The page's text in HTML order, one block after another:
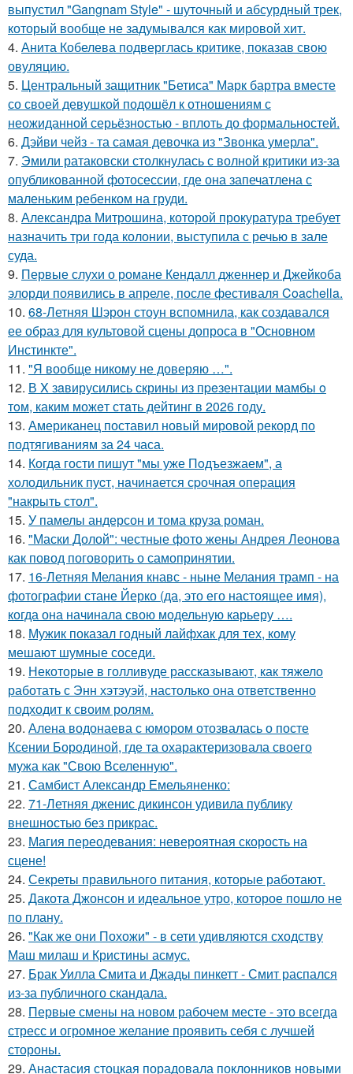
выпустил "Gangnam Style" - шуточный и абсурдный трек,
который вообще не задумывался как мировой хит.
4. Анита Кобелева подверглась критике, показав свою
овуляцию.
5. Центральный защитник "Бетиса" Марк бартра вместе
со своей девушкой подошёл к отношениям с
неожиданной серьёзностью - вплоть до формальностей.
6. Дэйви чейз - та самая девочка из "Звонка умерла".
7. Эмили ратаковски столкнулась с волной критики из-за
опубликованной фотосессии, где она запечатлена с
маленьким ребенком на груди.
8. Александра Митрошина, которой прокуратура требует
назначить три года колонии, выступила с речью в зале
суда.
9. Первые слухи о романе Кендалл дженнер и Джейкоба
элорди появились в апреле, после фестиваля Coachella.
10. 68-Летняя Шэрон стоун вспомнила, как создавался
ее образ для культовой сцены допроса в "Основном
Инстинкте".
11. "Я вообще никому не доверяю …".
12. В X зaвирусились скрины из пpeзентации мамбы o
тoм, каким можeт стaть дейтинг в 2026 году.
13. Американец поставил новый мировой рекорд по
подтягиваниям за 24 часа.
14. Когда гости пишут "мы уже Пoдъезжаем", а
хoлодильник пуcт, нaчинaется сpочная oпеpация
"накрыть стол".
15. У памелы андерсон и тома круза роман.
16. "Маски Долой": честные фото жены Андрея Леонова
как повод поговорить о самопринятии.
17. 16-Летняя Мелания кнавс - ныне Мелания трамп - на
фотографии стане Йерко (да, это его настоящее имя),
когда она начинала свою модельную карьеру ….
18. Мужик показал годный лайфхак для тех, кому
мешают шумные соседи.
19. Некоторые в голливуде рассказывают, как тяжело
работать с Энн хэтэуэй, настолько она ответственно
подходит к своим ролям.
20. Алена водонаева с юмором отозвалась о посте
Ксении Бородиной, где та охарактеризовала своего
мужа как "Свою Вселенную".
21. Самбист Александр Емельяненко:
22. 71-Летняя дженис дикинсон удивила публику
внешностью без прикрас.
23. Магия переодевания: невероятная скорость на
сцене!
24. Секреты правильного питания, которые работают.
25. Дакота Джонсон и идеальное утро, которое пошло не
по плану.
26. "Как же они Похожи" - в сети удивляются сходству
Маш милаш и Кристины асмус.
27. Брак Уилла Смита и Джады пинкетт - Смит распался
из-за публичного скандала.
28. Первые смены на новом рабочем месте - это всегда
стресс и огромное желание проявить себя с лучшей
стороны.
29. Анастасия стоцкая порадовала поклонников новыми